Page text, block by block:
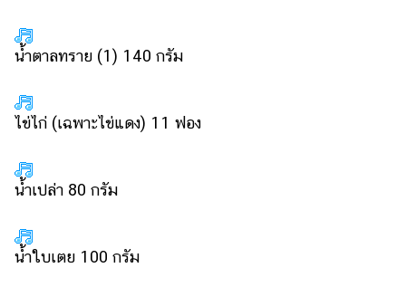
น้ำตาลทราย (1) 140 กรัม
ไข่ไก่ (เฉพาะไข่แดง) 11 ฟอง
น้ำเปล่า 80 กรัม
น้ำใบเตย 100 กรัม